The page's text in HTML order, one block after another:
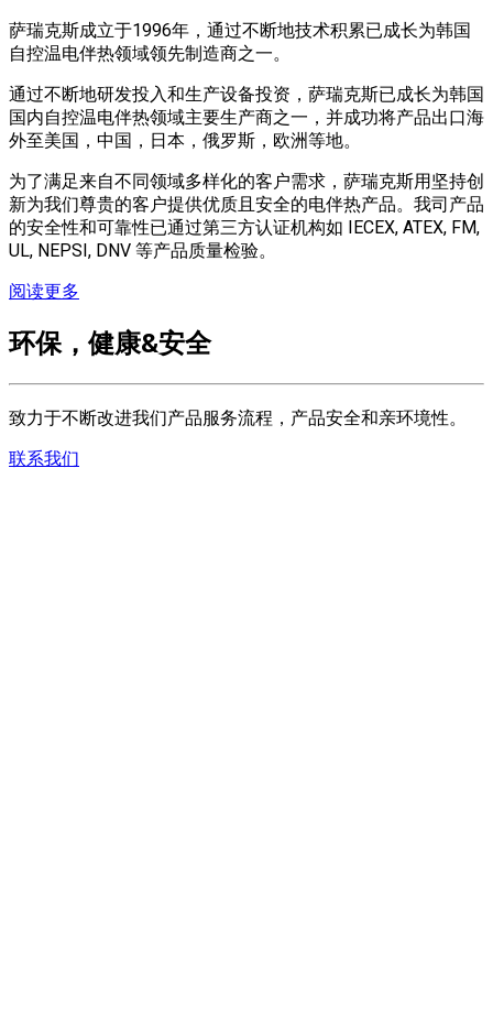
萨瑞克斯成立于1996年，通过不断地技术积累已成长为韩国
自控温电伴热领域领先制造商之一。
通过不断地研发投入和生产设备投资，萨瑞克斯已成长为韩国
国内自控温电伴热领域主要生产商之一，并成功将产品出口海
外至美国，中国，日本，俄罗斯，欧洲等地。
为了满足来自不同领域多样化的客户需求，萨瑞克斯用坚持创
新为我们尊贵的客户提供优质且安全的电伴热产品。我司产品
的安全性和可靠性已通过第三方认证机构如 IECEX, ATEX, FM,
UL, NEPSI, DNV 等产品质量检验。
阅读更多
环保，健康&安全
致力于不断改进我们产品服务流程，产品安全和亲环境性。
联系我们